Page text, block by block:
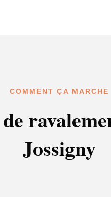
COMMENT ÇA MARCHE
Jossigny